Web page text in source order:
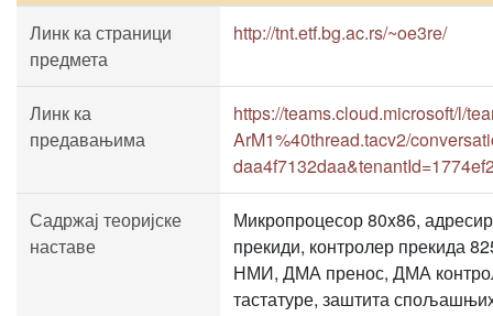
Линк ка страници
предмета
http://tnt.etf.bg.ac.rs/~oe3re/
Линк ка
предавањима
https://teams.cloud.microsoft/l/
ArM1%40thread.tacv2/
Садржај теоријске
наставе
Микропроцесор 80x86,
прекиди, контролер прекида
НМИ, ДМА пренос, ДМА
тастатуре, заштита